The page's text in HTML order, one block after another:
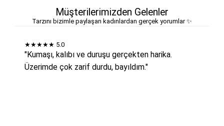
Müşterilerimizden Gelenler
Tarzını bizimle paylaşan kadınlardan gerçek yorumlar ✨
★★★★★ 5.0
"Kumaşı, kalıbı ve duruşu gerçekten harika.
Üzerimde çok zarif durdu, bayıldım."